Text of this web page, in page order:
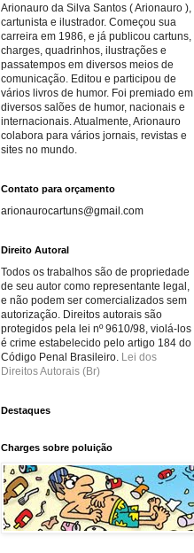
Arionauro da Silva Santos ( Arionauro ),
cartunista e ilustrador. Começou sua
carreira em 1986, e já publicou cartuns,
charges, quadrinhos, ilustrações e
passatempos em diversos meios de
comunicação. Editou e participou de
vários livros de humor. Foi premiado em
diversos salões de humor, nacionais e
internacionais. Atualmente, Arionauro
colabora para vários jornais, revistas e
sites no mundo.
Contato para orçamento
arionaurocartuns@gmail.com
Direito Autoral
Todos os trabalhos são de propriedade
de seu autor como representante legal,
e não podem ser comercializados sem
autorização. Direitos autorais são
protegidos pela lei nº 9610/98, violá-los
é crime estabelecido pelo artigo 184 do
Código Penal Brasileiro. Lei dos
Direitos Autorais (Br)
Destaques
Charges sobre poluição